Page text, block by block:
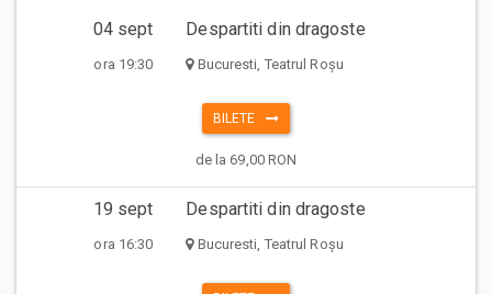
04 sept
ora 19:30
Despartiti din dragoste
Bucuresti, Teatrul Roșu
BILETE
de la 69,00 RON
19 sept
ora 16:30
Despartiti din dragoste
Bucuresti, Teatrul Roșu